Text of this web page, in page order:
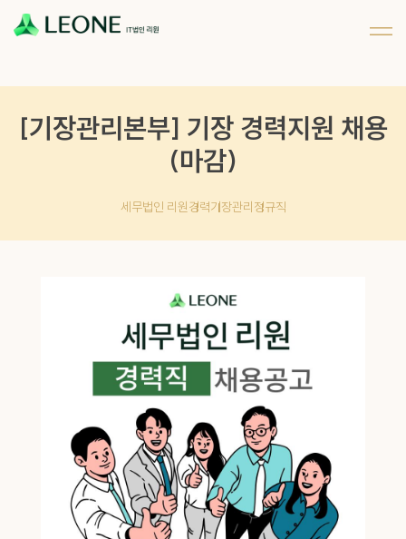
CI 소개
파트너십
리원 이야기
지원하기
[기장관리본부] 기장 경력지원 채용
(마감)
세무법인 리원경력기장관리 정규직